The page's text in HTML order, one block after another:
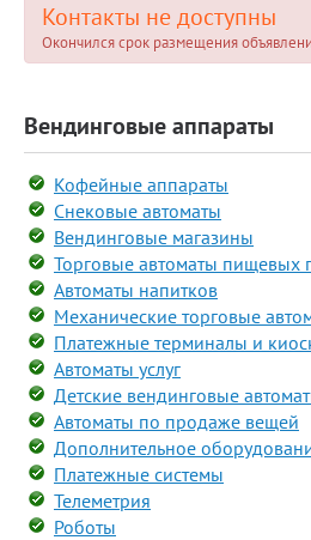
Контакты не доступны
Окончился срок размещения
Вендинговые аппараты
Кофейные аппараты
Снековые автоматы
Вендинговые магазины
Торговые автоматы пищевых
Автоматы напитков
Механические торговые
Платежные терминалы и
Автоматы услуг
Детские вендинговые
Автоматы по продаже вещей
Дополнительное
Платежные системы
Телеметрия
Роботы